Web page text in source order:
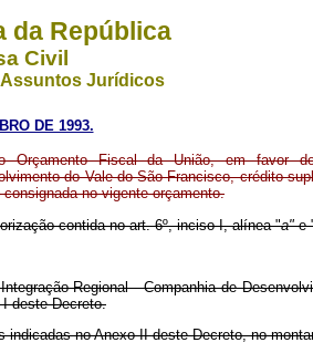
da República
Civil
Jurídicos
DE 1993.
Orçamento Fiscal da União, em favor
do Vale do São Francisco, crédito
consignada no vigente orçamento.
contida no art. 6º, inciso I, alínea "a"e
Regional - Companhia de
I deste Decreto.
no Anexo II deste Decreto, no